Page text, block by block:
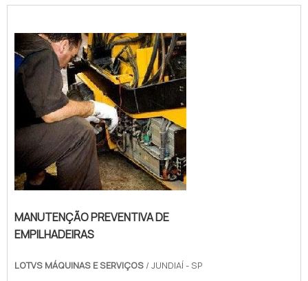
industriais, onde há a necessidade de
grandes volumes de cargas. Por conta
disso essa máquina é considerada um
equipa...
MANUTENÇÃO PREVENTIVA DE
EMPILHADEIRAS
LOTVS MÁQUINAS E SERVIÇOS / JUNDIAÍ - SP